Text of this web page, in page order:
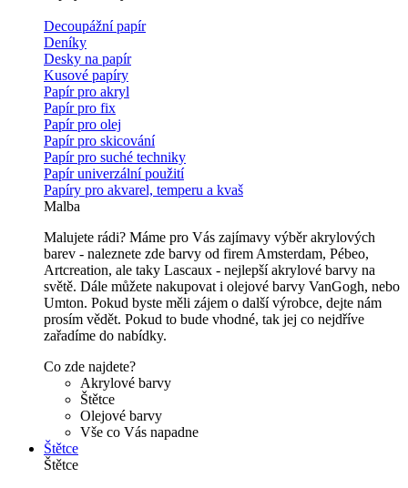
Decoupážní papír
Deníky
Desky na papír
Kusové papíry
Papír pro akryl
Papír pro fix
Papír pro olej
Papír pro skicování
Papír pro suché techniky
Papír univerzální použití
Papíry pro akvarel, temperu a kvaš
Malba
Malujete rádi? Máme pro Vás zajímavy výběr akrylových
barev - naleznete zde barvy od firem Amsterdam, Pébeo,
Artcreation, ale taky Lascaux - nejlepší akrylové barvy na
světě. Dále můžete nakupovat i olejové barvy VanGogh, nebo
Umton. Pokud byste měli zájem o další výrobce, dejte nám
prosím vědět. Pokud to bude vhodné, tak jej co nejdříve
zařadíme do nabídky.
Co zde najdete?
Akrylové barvy
Štětce
Olejové barvy
Vše co Vás napadne
Štětce
Štětce